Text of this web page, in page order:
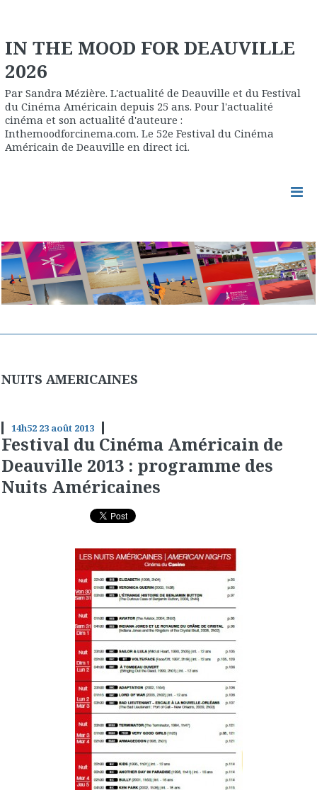
IN THE MOOD FOR DEAUVILLE
2026
Par Sandra Mézière. L'actualité de Deauville et du Festival
du Cinéma Américain depuis 25 ans. Pour l'actualité
cinéma et son actualité d'auteure :
Inthemoodforcinema.com. Le 52e Festival du Cinéma
Américain de Deauville en direct ici.
NUITS AMERICAINES
14h52 23 août 2013
Festival du Cinéma Américain de
Deauville 2013 : programme des
Nuits Américaines